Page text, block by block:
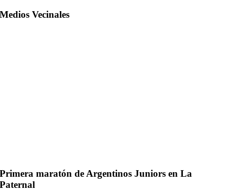
Medios Vecinales
Primera maratón de Argentinos Juniors en La
Paternal